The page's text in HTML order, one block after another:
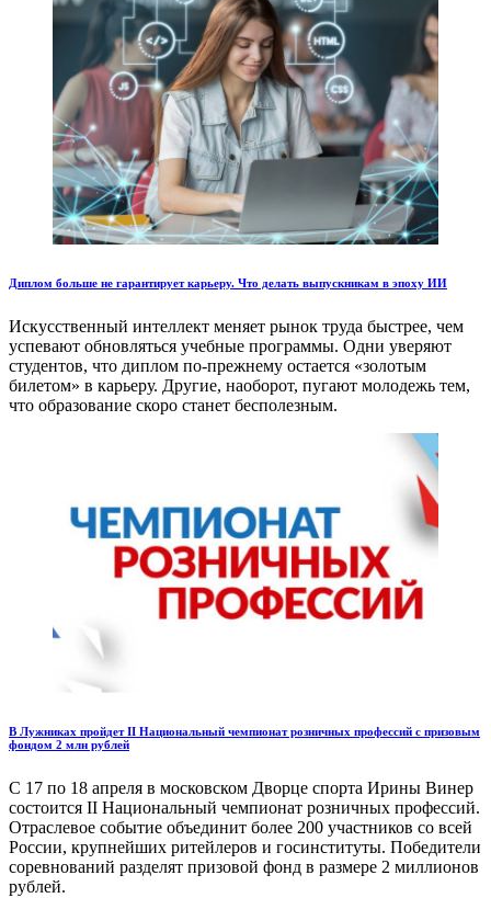
Диплом больше не гарантирует карьеру. Что делать выпускникам в эпоху ИИ
Искусственный интеллект меняет рынок труда быстрее, чем
успевают обновляться учебные программы. Одни уверяют
студентов, что диплом по-прежнему остается «золотым
билетом» в карьеру. Другие, наоборот, пугают молодежь тем,
что образование скоро станет бесполезным.
В Лужниках пройдет II Национальный чемпионат розничных профессий с призовым
фондом 2 млн рублей
С 17 по 18 апреля в московском Дворце спорта Ирины Винер
состоится II Национальный чемпионат розничных профессий.
Отраслевое событие объединит более 200 участников со всей
России, крупнейших ритейлеров и госинституты. Победители
соревнований разделят призовой фонд в размере 2 миллионов
рублей.